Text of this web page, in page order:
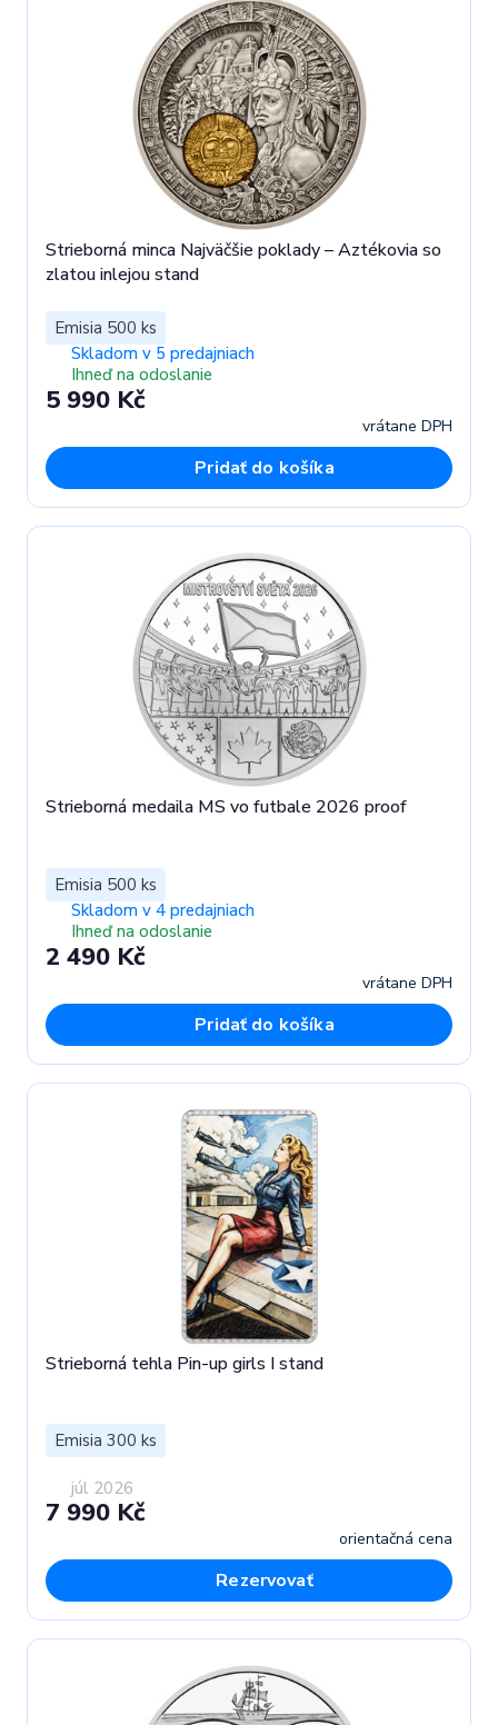
Strieborná minca Najväčšie poklady – Aztékovia so
zlatou inlejou stand
Emisia 500 ks
Skladom v 5 predajniach
Ihneď na odoslanie
5 990 Kč
vrátane DPH
Pridať do košíka
Strieborná medaila MS vo futbale 2026 proof
Emisia 500 ks
Skladom v 4 predajniach
Ihneď na odoslanie
2 490 Kč
vrátane DPH
Pridať do košíka
Strieborná tehla Pin-up girls I stand
Emisia 300 ks
júl 2026
7 990 Kč
orientačná cena
Rezervovať